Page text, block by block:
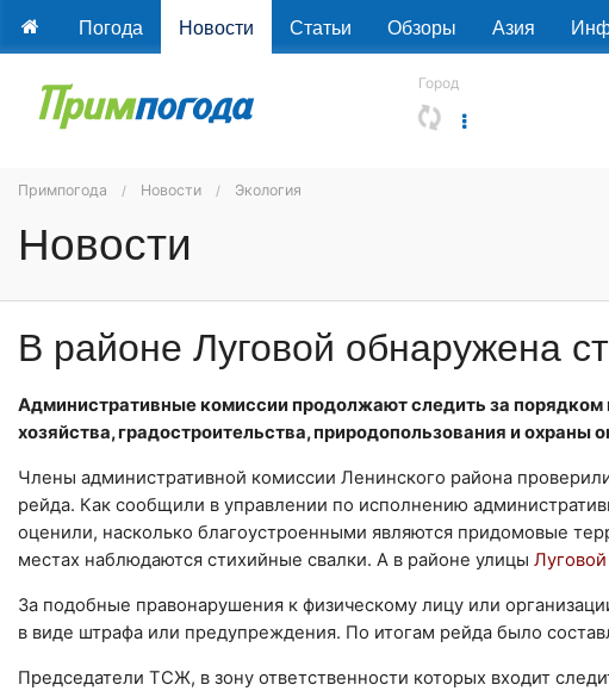
Погода Новости Статьи Обзоры Азия
Город
Примпогода Новости Экология
Новости
В районе Луговой обнаружена
Административные комиссии продолжают следить за
хозяйства, градостроительства, природопользования и
Члены административной комиссии Ленинского района
рейда. Как сообщили в управлении по исполнению
оценили, насколько благоустроенными являются придомовые
местах наблюдаются стихийные свалки. А в районе улицы Луговой
За подобные правонарушения к физическому лицу или
в виде штрафа или предупреждения. По итогам рейда было
Председатели ТСЖ, в зону ответственности которых входит